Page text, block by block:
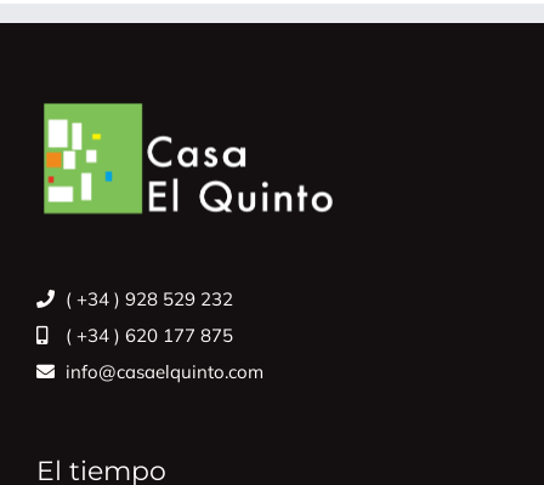
( +34 ) 928 529 232
( +34 ) 620 177 875
info@casaelquinto.com
El tiempo